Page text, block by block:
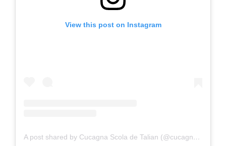
View this post on Instagram
A post shared by Cucagna Scola de Talian (@cucagna.talian)